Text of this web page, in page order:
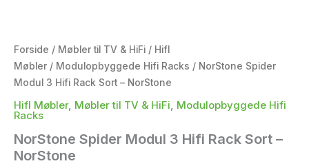
Forside / Møbler til TV & HiFi / HifI
Møbler / Modulopbyggede Hifi Racks / NorStone Spider
Modul 3 Hifi Rack Sort – NorStone
HifI Møbler, Møbler til TV & HiFi, Modulopbyggede Hifi
Racks
NorStone Spider Modul 3 Hifi Rack Sort –
NorStone